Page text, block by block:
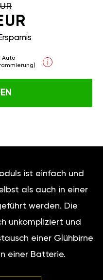
Ersparnis
Auto
i
ist einfach und
als auch in einer
werden. Die
unkompliziert und
einer Glühbirne
einer Batterie.